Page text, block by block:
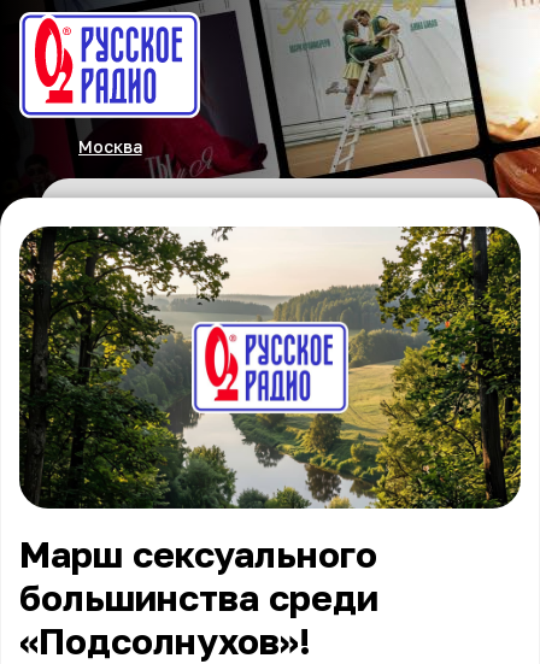
Москва
Марш сексуального
большинства среди
«Подсолнухов»!